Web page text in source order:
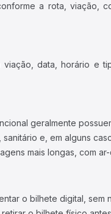
a rota, viação,
data, horário e
geralmente
e, em alguns
mais longas, com
o bilhete digital,